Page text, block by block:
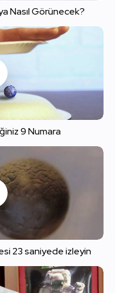
Nasıl Görünecek?
9 Numara
23 saniyede izleyin